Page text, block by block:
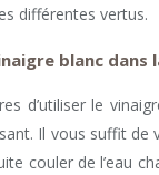
différentes vertus.
blanc dans
d’utiliser le
Il vous suffit de
couler de l’eau